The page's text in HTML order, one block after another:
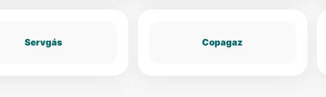
Servgás Copagaz